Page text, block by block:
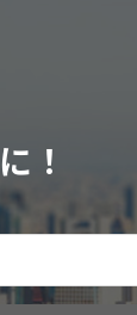
！